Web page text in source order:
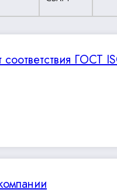
соответствия ГОСТ